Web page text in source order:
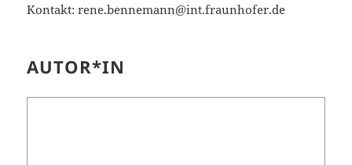
Kontakt: rene.bennemann@int.fraunhofer.de
AUTOR*IN